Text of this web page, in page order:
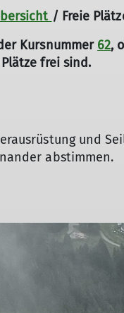
/ Freie
Kursnummer 62,
frei sind.
und
abstimmen.